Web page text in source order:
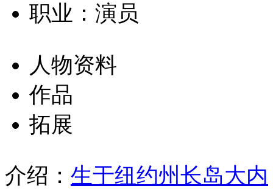
职业：演员
人物资料
作品
拓展
介绍： 生于纽约州长岛大内